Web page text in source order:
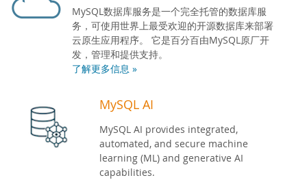
MySQL数据库服务是一个完全托管的数据库服
务，可使用世界上最受欢迎的开源数据库来部署
云原生应用程序。 它是百分百由MySQL原厂开
发，管理和提供支持。
了解更多信息 »
MySQL AI
MySQL AI provides integrated,
automated, and secure machine
learning (ML) and generative AI
capabilities.